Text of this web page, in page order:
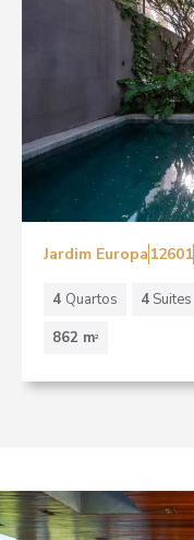
Jardim Europa 12601
4 Quartos 4 Suites
862 m2